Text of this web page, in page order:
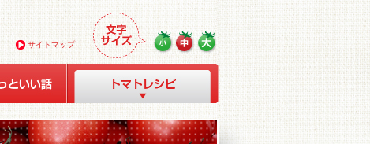
サイトマップ